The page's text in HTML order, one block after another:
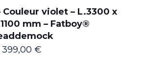
Couleur violet – L.3300 x
mm – Fatboy®
399,00 €